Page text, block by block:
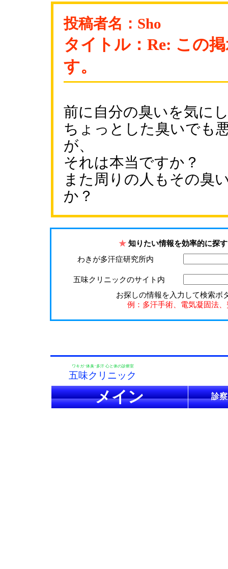
投稿者名：Sho
タイトル：Re: この
す。
前に自分の臭いを気に
ちょっとした臭いでも
が、
それは本当ですか？
また周りの人もその臭
か？
★ 知りたい情報を効率的に探
わきが多汗症研究所内
五味クリニックのサイト内
お探しの情報を入力して検索ボ
例：多汗手術、電気凝固法
ワキガ･体臭･多汗 心と体の診療室
五味クリニック
メイン 診